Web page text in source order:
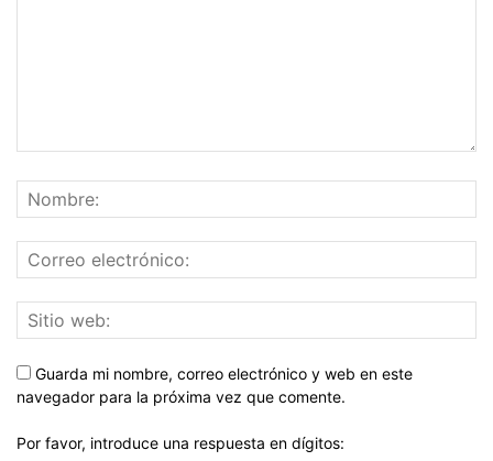
Guarda mi nombre, correo electrónico y web en este
navegador para la próxima vez que comente.
Por favor, introduce una respuesta en dígitos: